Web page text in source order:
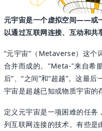
元宇宙是一个虚拟空间——
以通过互联网连接、互动和共
“元宇宙”（Metaverse）这个
合并而成的。"Meta-"来自希
后”、“之间”和“超越”。这最
宇宙是超越已知或物质宇宙的
定义元宇宙是一项困难的任务
列互联网连接的技术。有些是